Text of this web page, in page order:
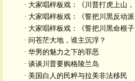
· 大家唱样板戏：《川普打虎上山，
· 大家唱样板戏：《誓把川黑反动派
· 大家唱样板戏：《誓把川黑命根子
· 问苍茫大地，谁主沉浮？
· 华男的魅力之下的罪恶
· 谈谈川普要购格陵兰岛
· 美国白人的民粹与拉美非法移民